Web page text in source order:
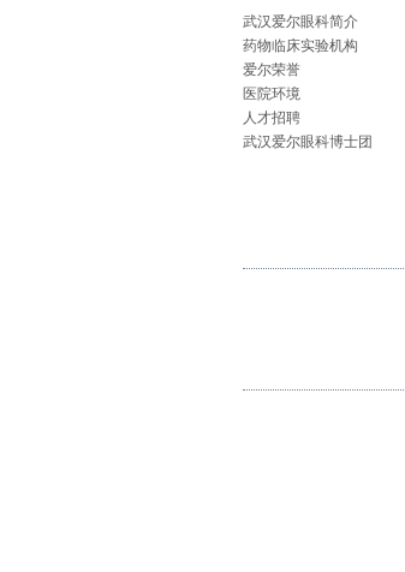
武汉爱尔眼科简介
药物临床实验机构
爱尔荣誉
医院环境
人才招聘
武汉爱尔眼科博士团